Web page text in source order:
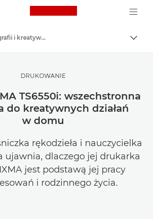
Canon Logo, back
Zainspiruj się | Wskazówki dotyczące fotografii i wydruku oraz przewodniki dla kupujących
Historie o fotografii i kreatywnej pracy
DRUKOWANIE
TS6550i: wszechstronna
do kreatywnych działań
w domu
rękodzieła i nauczycielka
ujawnia, dlaczego jej drukarka
jest podstawą jej pracy
i rodzinnego życia.